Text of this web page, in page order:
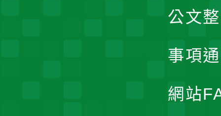
公文
事項
網站